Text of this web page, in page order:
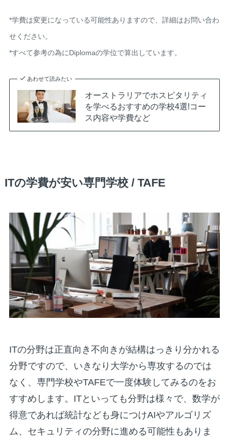
*学費は変更になっている可能性ありますので、詳細はお問い合わ
せください。
*すべて参考の為にDiplomaの学位で算出しています。
あわせて読みたい
オーストラリアでホスピタリティ
を学べるおすすめの学校4選!コー
ス内容や学費など
ITの学費が安い専門学校 / TAFE
ITの分野は正直向き不向きが結構はっきり分かれる
分野ですので、いきなり大学から専攻するのでは
なく、専門学校やTAFEで一度体験してみるのをお
すすめします。ITといっても分野は様々で、数学が
得意であれば統計なども身につけAIやアルゴリズ
ム、セキュリティの分野に進める可能性もありま